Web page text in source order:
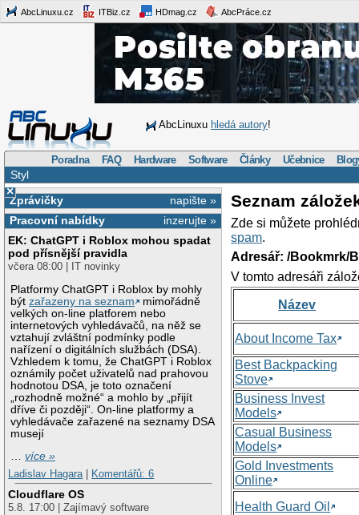
AbcLinuxu.cz ITBiz.cz HDmag.cz AbcPráce.cz
AbcLinuxu hledá autory!
Poradna FAQ Hardware Software Články Učebnice
Styl
×
napište »
Zprávičky
inzerujte »
Pracovní nabídky
EK: ChatGPT i Roblox mohou spadat
pod přísnější pravidla
včera 08:00 | IT novinky
Platformy ChatGPT i Roblox by mohly
býtzařazeny na seznam
mimořádně
velkých on-line platforem nebo
internetových vyhledávačů, na něž se
vztahují zvláštní podmínky podle
nařízení o digitálních službách (DSA).
Vzhledem k tomu, že ChatGPT i Roblox
oznámily počet uživatelů nad prahovou
hodnotou DSA, je toto označení
„rozhodně možné“ a mohlo by „přijít
dříve či později“. On-line platformy a
vyhledávače zařazené na seznamy DSA
musejí
…více »
Ladislav Hagara
Komentářů: 6
Cloudflare OS
5.8. 17:00 | Zajímavý software
Seznam
Zde si můžete
spam.
Adresář: /Bookmrk/
V tomto adresáři
Název
About Income Tax
Best Backpacking
Stove
Business Invest
Models
Casual Business
Models
Gold Investments
Online
Health Guard Oil